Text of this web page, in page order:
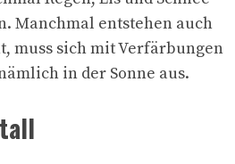
Manchmal entstehen auch
muss sich mit Verfärbungen
in der Sonne aus.